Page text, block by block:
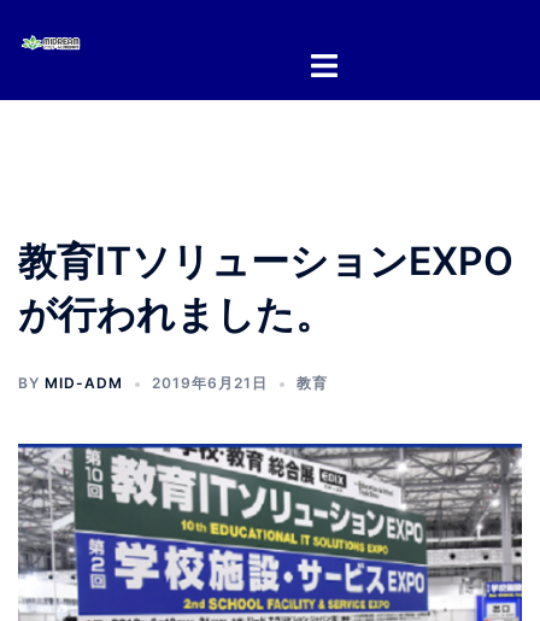
教育ITソリューションEXPO
が行われました。
BY MID-ADM 2019年6月21日 教育